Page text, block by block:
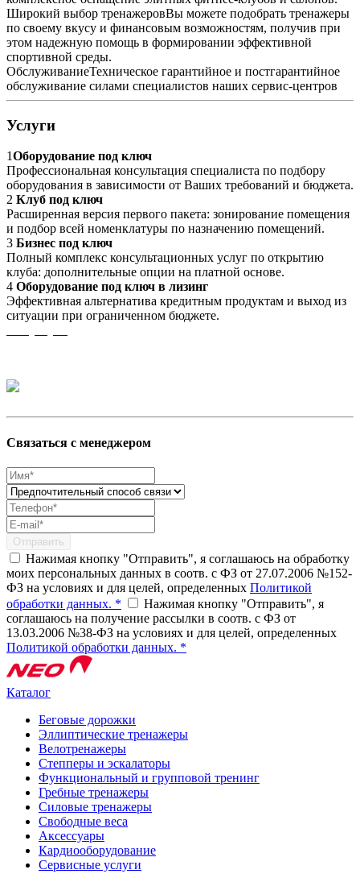
Широкий выбор тренажеровВы можете подобрать тренажеры
по своему вкусу и финансовым возможностям, получив при
этом надежную помощь в формировании эффективной
спортивной среды.
ОбслуживаниеТехническое гарантийное и постгарантийное
обслуживание силами специалистов наших сервис-центров
Услуги
1Оборудование под ключ
Профессиональная консультация специалиста по подбору
оборудования в зависимости от Ваших требований и бюджета.
2 Клуб под ключ
Расширенная версия первого пакета: зонирование помещения
и подбор всей номенклатуры по назначению помещений.
3 Бизнес под ключ
Полный комплекс консультационных услуг по открытию
клуба: дополнительные опции на платной основе.
4 Оборудование под ключ в лизинг
Эффективная альтернатива кредитным продуктам и выход из
ситуации при ограниченном бюджете.
Связаться с менеджером
Отправить
Нажимая кнопку "Отправить", я соглашаюсь на обработку
моих персональных данных в соотв. с ФЗ от 27.07.2006 №152-
ФЗ на условиях и для целей, определенных Политикой
обработки данных. *
Нажимая кнопку "Отправить", я
соглашаюсь на получение рассылки в соотв. с ФЗ от
13.03.2006 №38-ФЗ на условиях и для целей, определенных
Политикой обработки данных. *
Каталог
Беговые дорожки
Эллиптические тренажеры
Велотренажеры
Степперы и эскалаторы
Функциональный и групповой тренинг
Гребные тренажеры
Силовые тренажеры
Свободные веса
Аксессуары
Кардиооборудование
Сервисные услуги